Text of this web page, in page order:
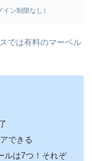
ン制限なし）
では有料のマーベル
できる
ルは7つ！それぞ